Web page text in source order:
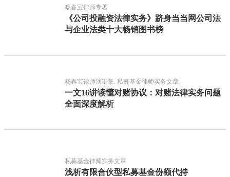
杨春宝律师专著
《公司投融资法律实务》跻身当当网公司法
与企业法类十大畅销图书榜
杨春宝律师演讲集, 私募基金律师实务文章
一文16讲读懂对赌协议：对赌法律实务问题
全面深度解析
私募基金律师实务文章
浅析有限合伙型私募基金份额代持